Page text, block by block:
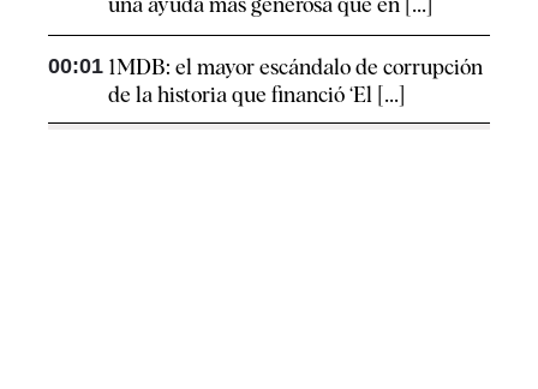
00:01 1MDB: el mayor escándalo de corrupción
de la historia que financió ‘El [...]